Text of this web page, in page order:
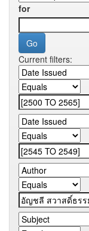
for
Current filters: